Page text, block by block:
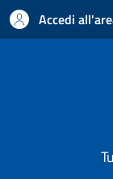
Accedi